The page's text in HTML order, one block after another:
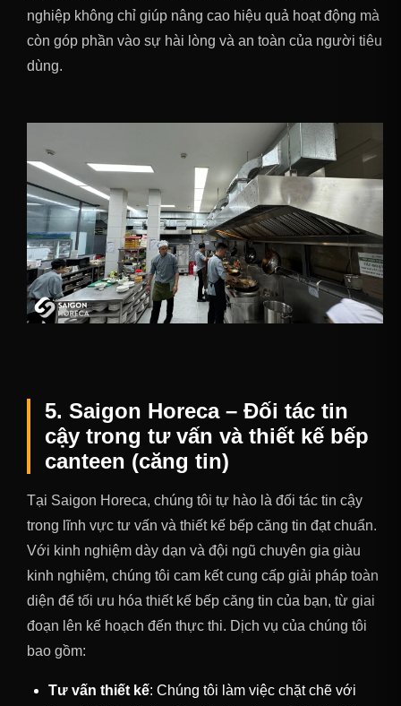
nghiệp không chỉ giúp nâng cao hiệu quả hoạt động mà
còn góp phần vào sự hài lòng và an toàn của người tiêu
dùng.
5. Saigon Horeca – Đối tác tin
cậy trong tư vấn và thiết kế bếp
canteen (căng tin)
Tại Saigon Horeca, chúng tôi tự hào là đối tác tin cậy
trong lĩnh vực tư vấn và thiết kế bếp căng tin đạt chuẩn.
Với kinh nghiệm dày dạn và đội ngũ chuyên gia giàu
kinh nghiệm, chúng tôi cam kết cung cấp giải pháp toàn
diện để tối ưu hóa thiết kế bếp căng tin của bạn, từ giai
đoạn lên kế hoạch đến thực thi. Dịch vụ của chúng tôi
bao gồm:
Tư vấn thiết kế: Chúng tôi làm việc chặt chẽ với